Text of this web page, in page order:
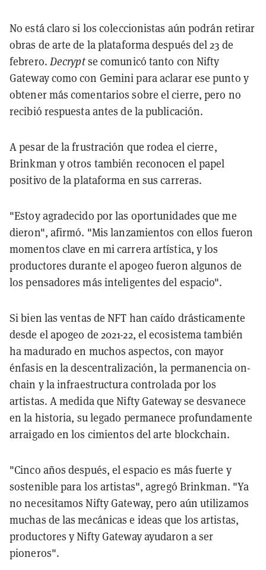
No está claro si los coleccionistas aún podrán retirar
obras de arte de la plataforma después del 23 de
febrero. Decryptse comunicó tanto con Nifty
Gateway como con Gemini para aclarar ese punto y
obtener más comentarios sobre el cierre, pero no
recibió respuesta antes de la publicación.
A pesar de la frustración que rodea el cierre,
Brinkman y otros también reconocen el papel
positivo de la plataforma en sus carreras.
"Estoy agradecido por las oportunidades que me
dieron", afirmó. "Mis lanzamientos con ellos fueron
momentos clave en mi carrera artística, y los
productores durante el apogeo fueron algunos de
los pensadores más inteligentes del espacio".
Si bien las ventas de NFT han caído drásticamente
desde el apogeo de 2021-22, el ecosistema también
ha madurado en muchos aspectos, con mayor
énfasis en la descentralización, la permanencia on-
chain y la infraestructura controlada por los
artistas. A medida que Nifty Gateway se desvanece
en la historia, su legado permanece profundamente
arraigado en los cimientos del arte blockchain.
"Cinco años después, el espacio es más fuerte y
sostenible para los artistas", agregó Brinkman. "Ya
no necesitamos Nifty Gateway, pero aún utilizamos
muchas de las mecánicas e ideas que los artistas,
productores y Nifty Gateway ayudaron a ser
pioneros".